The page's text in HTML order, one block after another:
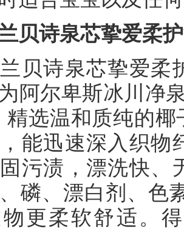
贝诗​泉芯挚爱柔
诗泉芯挚爱柔
阿尔卑斯冰川净
精选温和质纯的
能迅速深入织物
固污渍，漂洗快
磷、漂白剂、色
更柔软舒适。